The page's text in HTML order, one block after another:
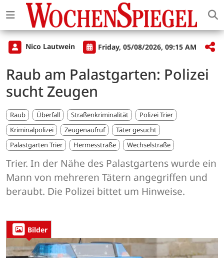
Nico Lautwein Friday, 05/08/2026, 09:15 AM
Raub am Palastgarten: Polizei
sucht Zeugen
Raub Überfall Straßenkriminalität
Polizei Trier
Kriminalpolizei
Zeugenaufruf
Täter gesucht
Palastgarten Trier
Hermesstraße Wechselstraße
Trier. In der Nähe des Palastgartens wurde ein
Mann von mehreren Tätern angegriffen und
beraubt. Die Polizei bittet um Hinweise.
Bilder